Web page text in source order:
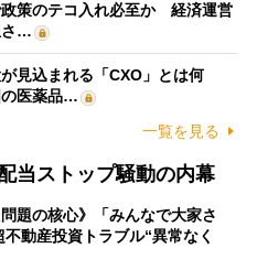
策のテコ入れ必至か 経済運営
さ…
見込まれる「CXO」とは何
医薬品…
一覧を見る
当ストップ騒動の内幕
問題の核心》「みんなで大家さ
動産投資トラブル“異常なく